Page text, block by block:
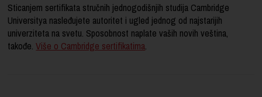
Sticanjem sertifikata stručnih jednogodišnjih studija Cambridge
Universitya nasleđujete autoritet i ugled jednog od najstarijih
univerziteta na svetu. Sposobnost naplate vaših novih veština,
takođe.Više o Cambridge sertifikatima.